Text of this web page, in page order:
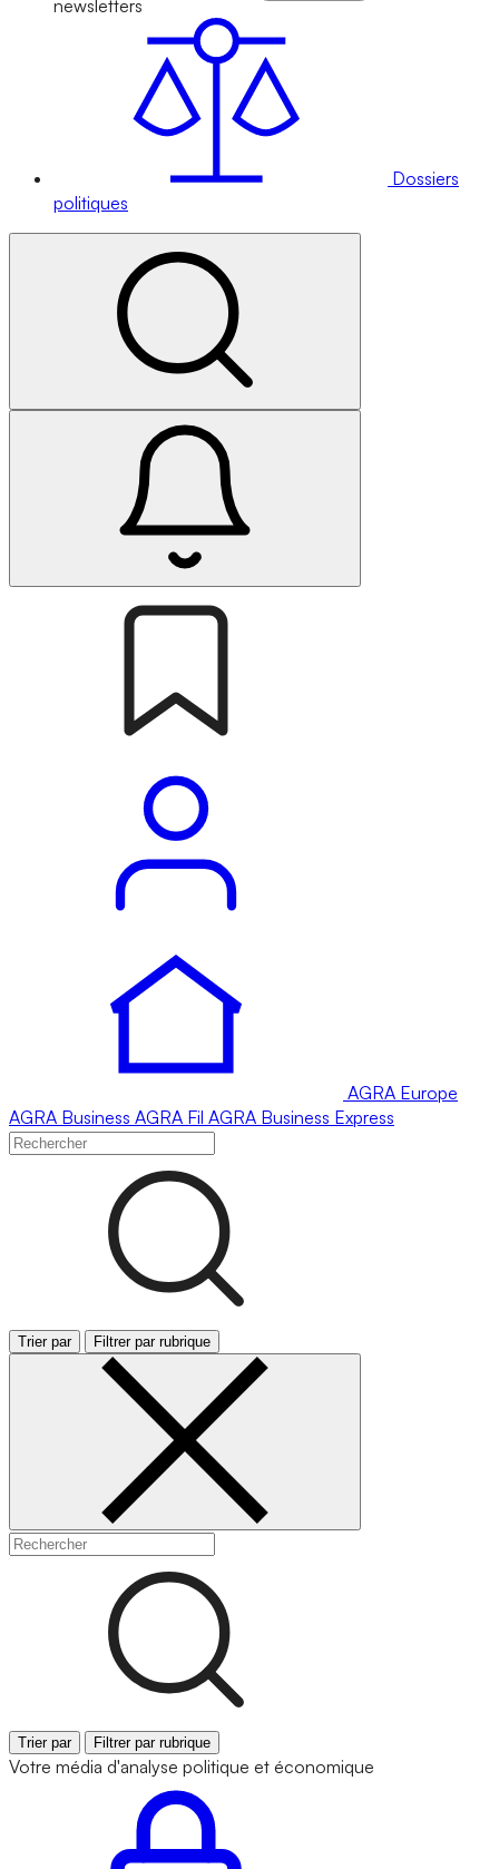
newsletters
Dossiers
politiques
AGRA Europe
AGRA Business AGRA Fil AGRA Business Express
Trier par Filtrer par rubrique
Trier par Filtrer par rubrique
Votre média d'analyse politique et économique